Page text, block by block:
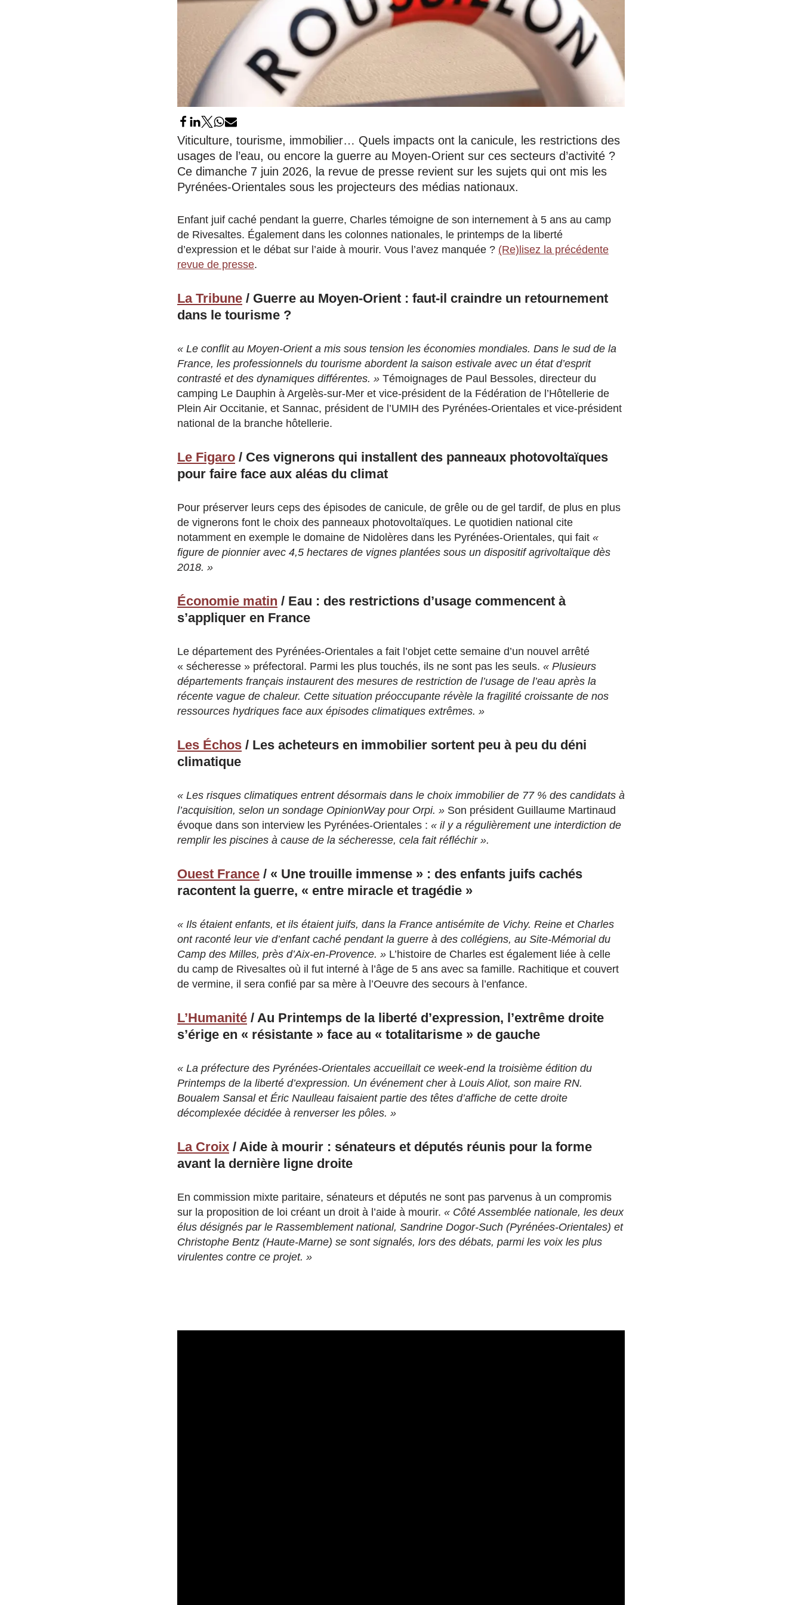
Viticulture, tourisme, immobilier… Quels impacts ont la canicule, les restrictions des
usages de l’eau, ou encore la guerre au Moyen-Orient sur ces secteurs d’activité ?
Ce dimanche 7 juin 2026, la revue de presse revient sur les sujets qui ont mis les
Pyrénées-Orientales sous les projecteurs des médias nationaux.
Enfant juif caché pendant la guerre, Charles témoigne de son internement à 5 ans au camp
de Rivesaltes. Également dans les colonnes nationales, le printemps de la liberté
d’expression et le débat sur l’aide à mourir. Vous l’avez manquée ? (Re)lisez la précédente
revue de presse.
La Tribune / Guerre au Moyen-Orient : faut-il craindre un retournement
dans le tourisme ?
« Le conflit au Moyen-Orient a mis sous tension les économies mondiales. Dans le sud de la
France, les professionnels du tourisme abordent la saison estivale avec un état d’esprit
contrasté et des dynamiques différentes. » Témoignages de Paul Bessoles, directeur du
camping Le Dauphin à Argelès-sur-Mer et vice-président de la Fédération de l’Hôtellerie de
Plein Air Occitanie, et Sannac, président de l’UMIH des Pyrénées-Orientales et vice-président
national de la branche hôtellerie.
Le Figaro / Ces vignerons qui installent des panneaux photovoltaïques
pour faire face aux aléas du climat
Pour préserver leurs ceps des épisodes de canicule, de grêle ou de gel tardif, de plus en plus
de vignerons font le choix des panneaux photovoltaïques. Le quotidien national cite
notamment en exemple le domaine de Nidolères dans les Pyrénées-Orientales, qui fait «
figure de pionnier avec 4,5 hectares de vignes plantées sous un dispositif agrivoltaïque dès
2018. »
Économie matin / Eau : des restrictions d’usage commencent à
s’appliquer en France
Le département des Pyrénées-Orientales a fait l’objet cette semaine d’un nouvel arrêté
« sécheresse » préfectoral. Parmi les plus touchés, ils ne sont pas les seuls. « Plusieurs
départements français instaurent des mesures de restriction de l’usage de l’eau après la
récente vague de chaleur. Cette situation préoccupante révèle la fragilité croissante de nos
ressources hydriques face aux épisodes climatiques extrêmes. »
Les Échos / Les acheteurs en immobilier sortent peu à peu du déni
climatique
« Les risques climatiques entrent désormais dans le choix immobilier de 77 % des candidats à
l’acquisition, selon un sondage OpinionWay pour Orpi. » Son président Guillaume Martinaud
évoque dans son interview les Pyrénées-Orientales : « il y a régulièrement une interdiction de
remplir les piscines à cause de la sécheresse, cela fait réfléchir ».
Ouest France / « Une trouille immense » : des enfants juifs cachés
racontent la guerre, « entre miracle et tragédie »
« Ils étaient enfants, et ils étaient juifs, dans la France antisémite de Vichy. Reine et Charles
ont raconté leur vie d’enfant caché pendant la guerre à des collégiens, au Site-Mémorial du
Camp des Milles, près d’Aix-en-Provence. » L’histoire de Charles est également liée à celle
du camp de Rivesaltes où il fut interné à l’âge de 5 ans avec sa famille. Rachitique et couvert
de vermine, il sera confié par sa mère à l’Oeuvre des secours à l’enfance.
L’Humanité / Au Printemps de la liberté d’expression, l’extrême droite
s’érige en « résistante » face au « totalitarisme » de gauche
« La préfecture des Pyrénées-Orientales accueillait ce week-end la troisième édition du
Printemps de la liberté d’expression. Un événement cher à Louis Aliot, son maire RN.
Boualem Sansal et Éric Naulleau faisaient partie des têtes d’affiche de cette droite
décomplexée décidée à renverser les pôles. »
La Croix / Aide à mourir : sénateurs et députés réunis pour la forme
avant la dernière ligne droite
En commission mixte paritaire, sénateurs et députés ne sont pas parvenus à un compromis
sur la proposition de loi créant un droit à l’aide à mourir. « Côté Assemblée nationale, les deux
élus désignés par le Rassemblement national, Sandrine Dogor-Such (Pyrénées-Orientales) et
Christophe Bentz (Haute-Marne) se sont signalés, lors des débats, parmi les voix les plus
virulentes contre ce projet. »